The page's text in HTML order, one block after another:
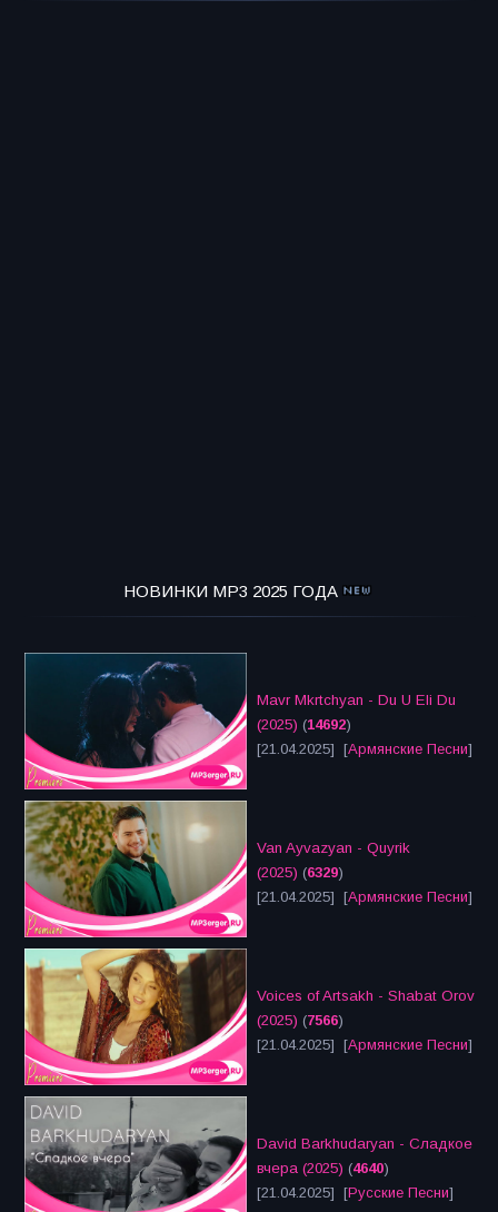
НОВИНКИ MP3 2025 ГОДА
Mavr Mkrtchyan - Du U Eli Du
(2025) (14692)
[21.04.2025] [Армянские Песни]
Van Ayvazyan - Quyrik
(2025) (6329)
[21.04.2025] [Армянские Песни]
Voices of Artsakh - Shabat Orov
(2025) (7566)
[21.04.2025] [Армянские Песни]
David Barkhudaryan - Сладкое
вчера (2025) (4640)
[21.04.2025] [Русские Песни]